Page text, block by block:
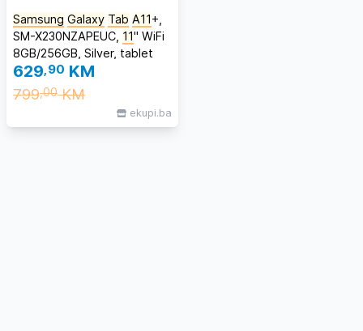
Samsung Galaxy Tab A11+,
SM-X230NZAPEUC, 11'' WiFi
8GB/256GB, Silver, tablet
629,90 KM
799,00KM
ekupi.ba